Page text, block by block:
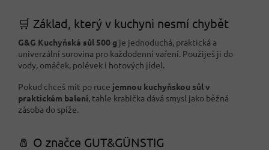
🛒 Základ, který v kuchyni nesmí chybět
G&G Kuchyňská sůl 500 g je jednoduchá, praktická a
univerzální surovina pro každodenní vaření. Použiješ ji do
vody, omáček, polévek i hotových jídel.
Pokud chceš mít po ruce jemnou kuchyňskou sůl v
praktickém balení, tahle krabička dává smysl jako běžná
zásoba do spíže.
🧂 O značce GUT&GÜNSTIG